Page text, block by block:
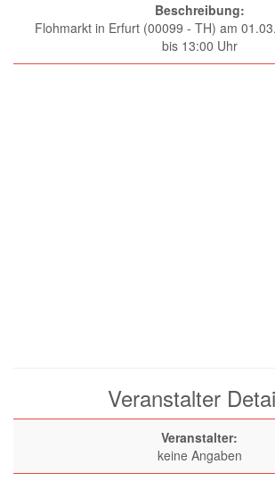
Beschreibung:
Flohmarkt in Erfurt (00099 - TH) am
bis 13:00 Uhr
Veranstalter
Veranstalter:
keine Angaben